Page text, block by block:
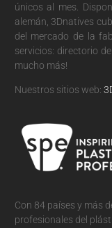
únicos al mes.
alemán, 3Dnatives
del mercado de la
servicios: directorio
mucho más!
Nuestros sitios web:
Con 84 países y más
profesionales del